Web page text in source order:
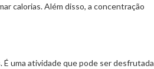
calorias. Além disso, a concentração
É uma atividade que pode ser desfrutada